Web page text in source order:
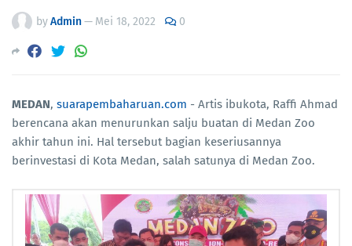
byAdmin— Mei 18, 2022 0
MEDAN, suarapembaharuan.com - Artis ibukota, Raffi Ahmad
berencana akan menurunkan salju buatan di Medan Zoo
akhir tahun ini. Hal tersebut bagian keseriusannya
berinvestasi di Kota Medan, salah satunya di Medan Zoo.